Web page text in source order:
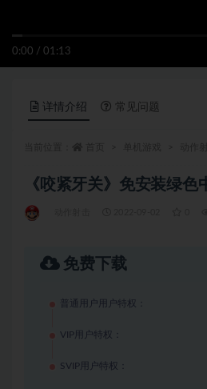
0:00 / 01:13
详情介绍 常见问题
《咬紧牙关》免安装绿色
免费下载
普通用户用户特权：
VIP用户特权：
SVIP用户特权：